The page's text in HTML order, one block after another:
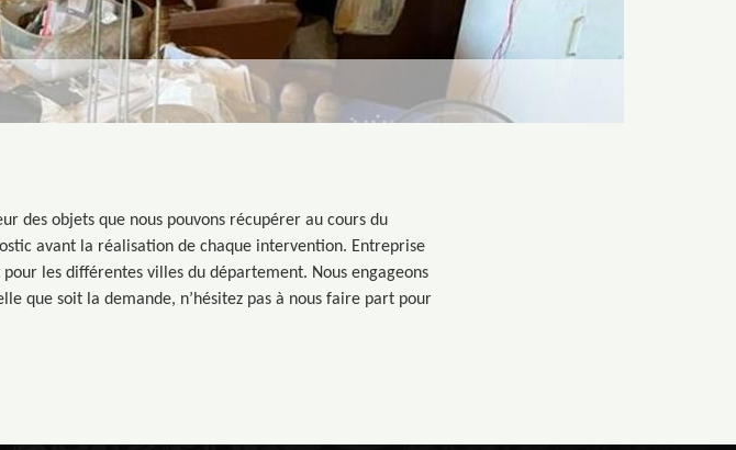
des objets que nous pouvons récupérer au cours du
avant la réalisation de chaque intervention. Entreprise
les différentes villes du département. Nous engageons
que soit la demande, n’hésitez pas à nous faire part pour